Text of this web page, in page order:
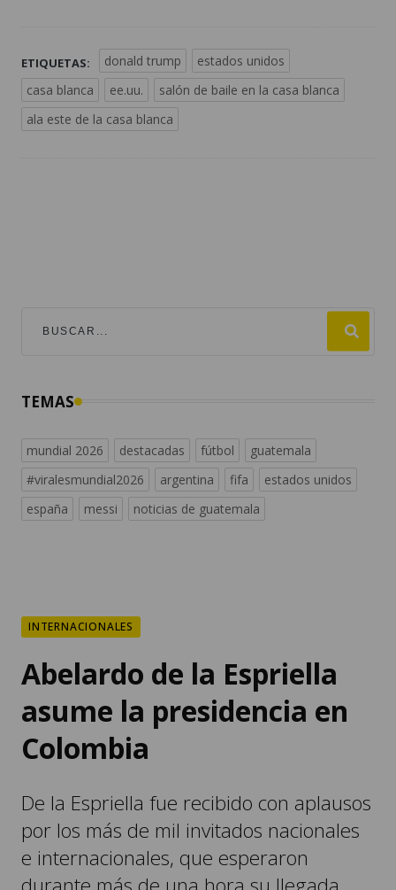
ETIQUETAS: donald trump
estados unidos
casa blanca
ee.uu.
salón de baile en la casa blanca
ala este de la casa blanca
mundial 2026
españa
messi noticias de guatemala
Abelardo de la Espriella
asume la presidencia en
Colombia
De la Espriella fue recibido con aplausos
e internacionales, que esperaron
durante más de una hora su llegada.